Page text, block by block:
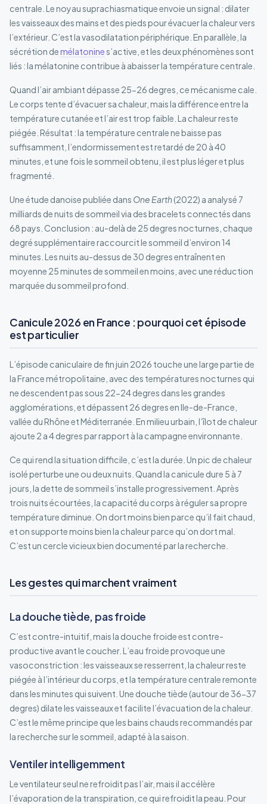
centrale. Le noyau suprachiasmatique envoie un signal : dilater
les vaisseaux des mains et des pieds pour évacuer la chaleur vers
l’extérieur. C’est la vasodilatation périphérique. En parallèle, la
sécrétion demélatonine s’active, et les deux phénomènes sont
liés : la mélatonine contribue à abaisser la température centrale.
Quand l’air ambiant dépasse 25-26 degres, ce mécanisme cale.
Le corps tente d’évacuer sa chaleur, mais la différence entre la
température cutanée et l’air est trop faible. La chaleur reste
piégée. Résultat : la température centrale ne baisse pas
suffisamment, l’endormissement est retardé de 20 à 40
minutes, et une fois le sommeil obtenu, il est plus léger et plus
fragmenté.
Une étude danoise publiée dans One Earth(2022) a analysé 7
milliards de nuits de sommeil via des bracelets connectés dans
68 pays. Conclusion : au-delà de 25 degres nocturnes, chaque
degré supplémentaire raccourcit le sommeil d’environ 14
minutes. Les nuits au-dessus de 30 degres entraînent en
moyenne 25 minutes de sommeil en moins, avec une réduction
marquée du sommeil profond.
Canicule 2026 en France : pourquoi cet épisode
est particulier
L’épisode caniculaire de fin juin 2026 touche une large partie de
la France métropolitaine, avec des températures nocturnes qui
ne descendent pas sous 22-24 degres dans les grandes
agglomérations, et dépassent 26 degres en Ile-de-France,
vallée du Rhône et Méditerranée. En milieu urbain, l’îlot de chaleur
ajoute 2 a 4 degres par rapport à la campagne environnante.
Ce qui rend la situation difficile, c’est la durée. Un pic de chaleur
isolé perturbe une ou deux nuits. Quand la canicule dure 5 à 7
jours, la dette de sommeil s’installe progressivement. Après
trois nuits écourtées, la capacité du corps à réguler sa propre
température diminue. On dort moins bien parce qu’il fait chaud,
et on supporte moins bien la chaleur parce qu’on dort mal.
C’est un cercle vicieux bien documenté par la recherche.
Les gestes qui marchent vraiment
La douche tiède, pas froide
C’est contre-intuitif, mais la douche froide est contre-
productive avant le coucher. L’eau froide provoque une
vasoconstriction : les vaisseaux se resserrent, la chaleur reste
piégée à l’intérieur du corps, et la température centrale remonte
dans les minutes qui suivent. Une douche tiède (autour de 36-37
degres) dilate les vaisseaux et facilite l’évacuation de la chaleur.
C’est le même principe que les bains chauds recommandés par
la recherche sur le sommeil, adapté à la saison.
Ventiler intelligemment
Le ventilateur seul ne refroidit pas l’air, mais il accélère
l’évaporation de la transpiration, ce qui refroidit la peau. Pour